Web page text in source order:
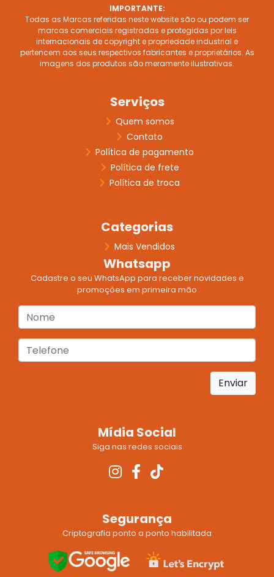
IMPORTANTE:
Todas as Marcas referidas neste website são ou podem ser
marcas comerciais registradas e protegidas por leis
internacionais de copyright e propriedade industrial e
pertencem aos seus respectivos fabricantes e proprietários. As
imagens dos produtos são meramente ilustrativas.
Serviços
Quem somos
Contato
Política de pagamento
Política de frete
Política de troca
Categorias
Mais Vendidos
Whatsapp
Cadastre o seu WhatsApp para receber novidades e
promoções em primeira mão
Enviar
Mídia Social
Siga nas redes sociais
Segurança
Criptografia ponto a ponto habilitada